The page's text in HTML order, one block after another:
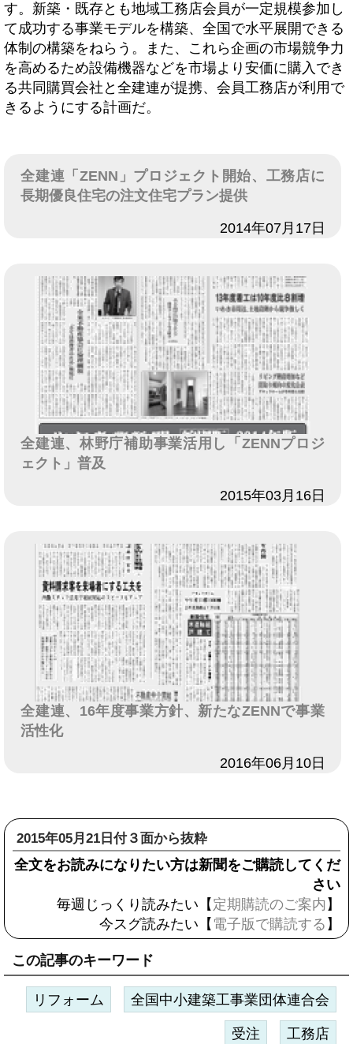
す。新築・既存とも地域工務店会員が一定規模参加し
て成功する事業モデルを構築、全国で水平展開できる
体制の構築をねらう。また、これら企画の市場競争力
を高めるため設備機器などを市場より安価に購入でき
る共同購買会社と全建連が提携、会員工務店が利用で
きるようにする計画だ。
全建連「ZENN」プロジェクト開始、工務店に
長期優良住宅の注文住宅プラン提供
2014年07月17日
全建連、林野庁補助事業活用し「ZENNプロジ
ェクト」普及
2015年03月16日
全建連、16年度事業方針、新たなZENNで事業
活性化
2016年06月10日
2015年05月21日付３面から抜粋
全文をお読みになりたい方は新聞をご購読してくだ
さい
毎週じっくり読みたい【 定期購読のご案内 】
今スグ読みたい【 電子版で購読する 】
この記事のキーワード
リフォーム 全国中小建築工事業団体連合会
受注 工務店